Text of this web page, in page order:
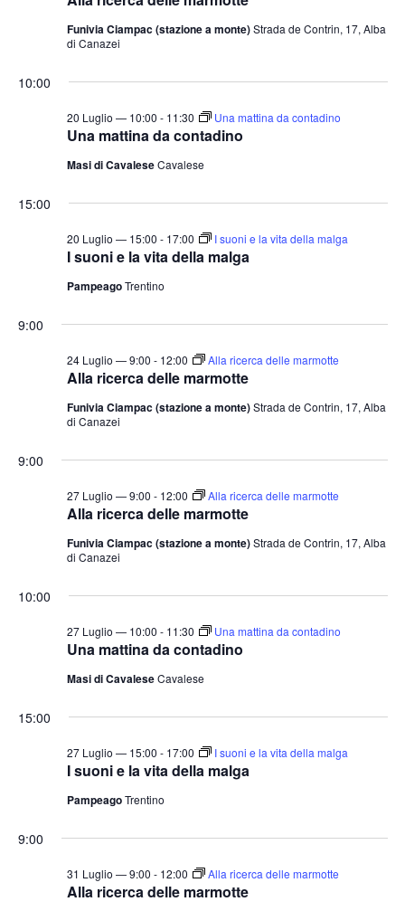
Funivia Ciampac (stazione a monte)Strada de Contrin, 17, Alba
di Canazei
10:00
Una mattina da contadino
20 Luglio — 10:00 - 11:30 Una mattina da contadino
Masi di CavaleseCavalese
15:00
I suoni e la vita della malga
20 Luglio — 15:00 - 17:00 I suoni e la vita della malga
PampeagoTrentino
9:00
Alla ricerca delle marmotte
24 Luglio — 9:00 - 12:00 Alla ricerca delle marmotte
Funivia Ciampac (stazione a monte)Strada de Contrin, 17, Alba
di Canazei
9:00
Alla ricerca delle marmotte
27 Luglio — 9:00 - 12:00 Alla ricerca delle marmotte
Funivia Ciampac (stazione a monte)Strada de Contrin, 17, Alba
di Canazei
10:00
Una mattina da contadino
27 Luglio — 10:00 - 11:30 Una mattina da contadino
Masi di CavaleseCavalese
15:00
I suoni e la vita della malga
27 Luglio — 15:00 - 17:00 I suoni e la vita della malga
PampeagoTrentino
9:00
Alla ricerca delle marmotte
31 Luglio — 9:00 - 12:00 Alla ricerca delle marmotte